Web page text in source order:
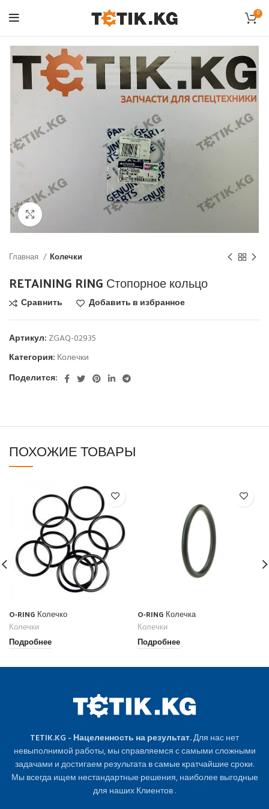
0
Главная Колечки
RETAINING RING Стопорное кольцо
Сравнить Добавить в избранное
Артикул: ZGAQ-02935
Категория: Колечки
Поделится:
ПОХОЖИЕ ТОВАРЫ
O-RING Колечко
Колечки
Подробнее
O-RING Колечка
Колечки
Подробнее
TETIK.KG - Нацеленность на результат.Для нас нет
невыполнимой работы, мы справляемся с самыми сложными
задачами и достигаем результата в самые кратчайшие сроки.
Мы всегда ищем нестандартные решения, наиболее выгодные
для наших Клиентов .